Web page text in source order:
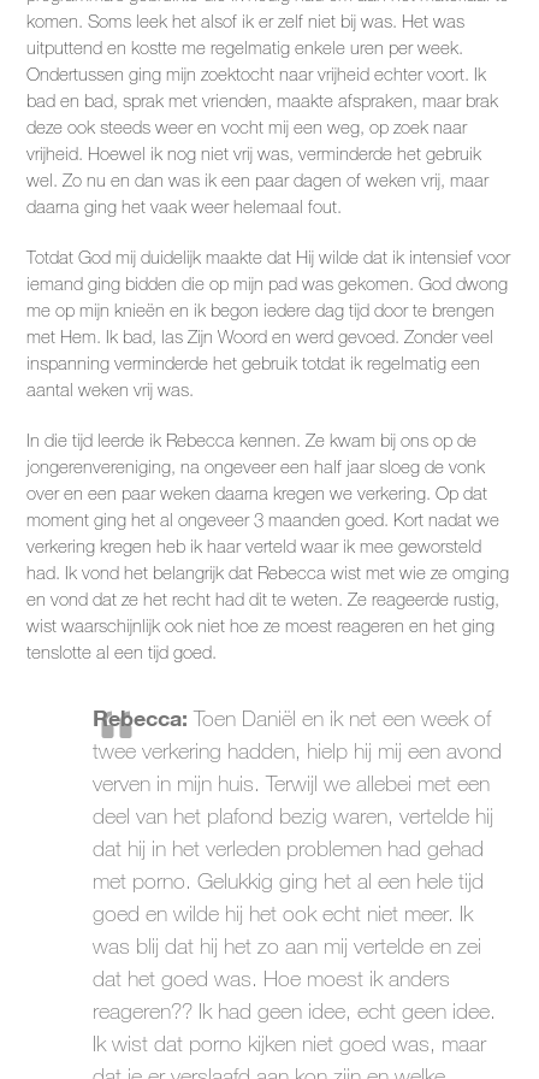
komen. Soms leek het alsof ik er zelf niet bij was. Het was
uitputtend en kostte me regelmatig enkele uren per week.
Ondertussen ging mijn zoektocht naar vrijheid echter voort. Ik
bad en bad, sprak met vrienden, maakte afspraken, maar brak
deze ook steeds weer en vocht mij een weg, op zoek naar
vrijheid. Hoewel ik nog niet vrij was, verminderde het gebruik
wel. Zo nu en dan was ik een paar dagen of weken vrij, maar
daarna ging het vaak weer helemaal fout.
Totdat God mij duidelijk maakte dat Hij wilde dat ik intensief voor
iemand ging bidden die op mijn pad was gekomen. God dwong
me op mijn knieën en ik begon iedere dag tijd door te brengen
met Hem. Ik bad, las Zijn Woord en werd gevoed. Zonder veel
inspanning verminderde het gebruik totdat ik regelmatig een
aantal weken vrij was.
In die tijd leerde ik Rebecca kennen. Ze kwam bij ons op de
jongerenvereniging, na ongeveer een half jaar sloeg de vonk
over en een paar weken daarna kregen we verkering. Op dat
moment ging het al ongeveer 3 maanden goed. Kort nadat we
verkering kregen heb ik haar verteld waar ik mee geworsteld
had. Ik vond het belangrijk dat Rebecca wist met wie ze omging
en vond dat ze het recht had dit te weten. Ze reageerde rustig,
wist waarschijnlijk ook niet hoe ze moest reageren en het ging
tenslotte al een tijd goed.
Rebecca: Toen Daniël en ik net een week of
twee verkering hadden, hielp hij mij een avond
verven in mijn huis. Terwijl we allebei met een
deel van het plafond bezig waren, vertelde hij
dat hij in het verleden problemen had gehad
met porno. Gelukkig ging het al een hele tijd
goed en wilde hij het ook echt niet meer. Ik
was blij dat hij het zo aan mij vertelde en zei
dat het goed was. Hoe moest ik anders
reageren?? Ik had geen idee, echt geen idee.
Ik wist dat porno kijken niet goed was, maar